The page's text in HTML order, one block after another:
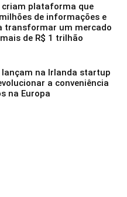
criam plataforma que
de informações e
transformar um mercado
de R$ 1 trilhão
na Irlanda startup
a conveniência
na Europa